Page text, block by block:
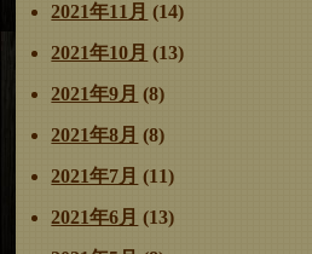
2021年11月 (14)
2021年10月 (13)
2021年9月 (8)
2021年8月 (8)
2021年7月 (11)
2021年6月 (13)